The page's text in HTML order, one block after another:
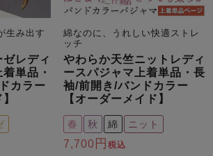
生み出す
レディ
単品・
カラー
綿なのに、うれしい快適ストレ
ッチ
やわらか天竺ニットレディ
ースパジャマ上着単品・長
袖/前開き/バンドカラー
【オーダーメイド】
春 秋 綿 ニット
7,700 税込